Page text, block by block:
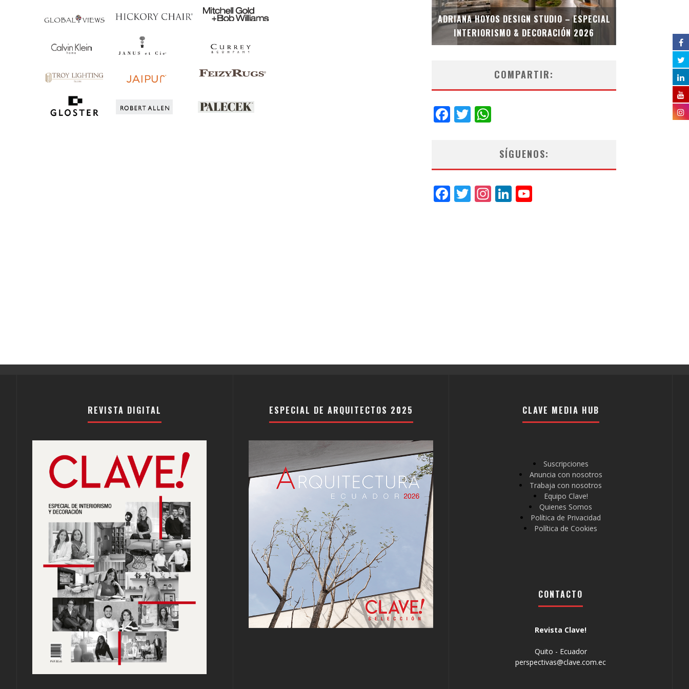
ADRIANA HOYOS DESIGN STUDIO – ESPECIAL
INTERIORISMO & DECORACIÓN 2026
COMPARTIR:
Facebook
Twitter
SÍGUENOS:
Facebook
Twitter
Instagram
LinkedIn
REVISTA DIGITAL ESPECIAL DE ARQUITECTOS 2025 CLAVE MEDIA HUB
Suscripciones
Anuncia con nosotros
Trabaja con nosotros
Equipo Clave!
Quienes Somos
Política de Privacidad
Política de Cookies
CONTACTO
Revista Clave!
Quito - Ecuador
perspectivas@clave.com.ec